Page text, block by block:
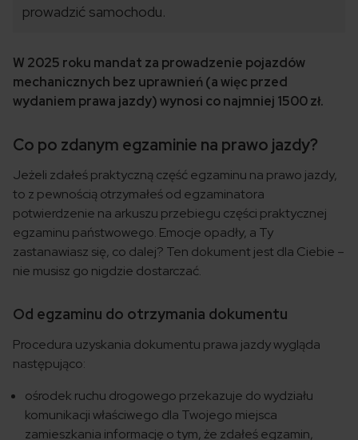
prowadzić samochodu.
W 2025 roku mandat za prowadzenie pojazdów
mechanicznych bez uprawnień (a więc przed
wydaniem prawa jazdy) wynosi co najmniej 1500 zł.
Co po zdanym egzaminie na prawo jazdy?
Jeżeli zdałeś praktyczną część egzaminu na prawo jazdy,
to z pewnością otrzymałeś od egzaminatora
potwierdzenie na arkuszu przebiegu części praktycznej
egzaminu państwowego. Emocje opadły, a Ty
zastanawiasz się, co dalej? Ten dokument jest dla Ciebie –
nie musisz go nigdzie dostarczać.
Od egzaminu do otrzymania dokumentu
Procedura uzyskania dokumentu prawa jazdy wygląda
następująco:
ośrodek ruchu drogowego przekazuje do wydziału
komunikacji właściwego dla Twojego miejsca
zamieszkania informację o tym, że zdałeś egzamin,